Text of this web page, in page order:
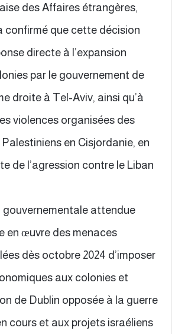
des Affaires étrangères,
confirmé que cette décision
directe à l’expansion
par le gouvernement de
droite à Tel-Aviv, ainsi qu’à
violences organisées des
en Cisjordanie, en
de l’agression contre le Liban
attendue
en œuvre des menaces
dès octobre 2024 d’imposer
aux colonies et
de Dublin opposée à la guerre
cours et aux projets israéliens